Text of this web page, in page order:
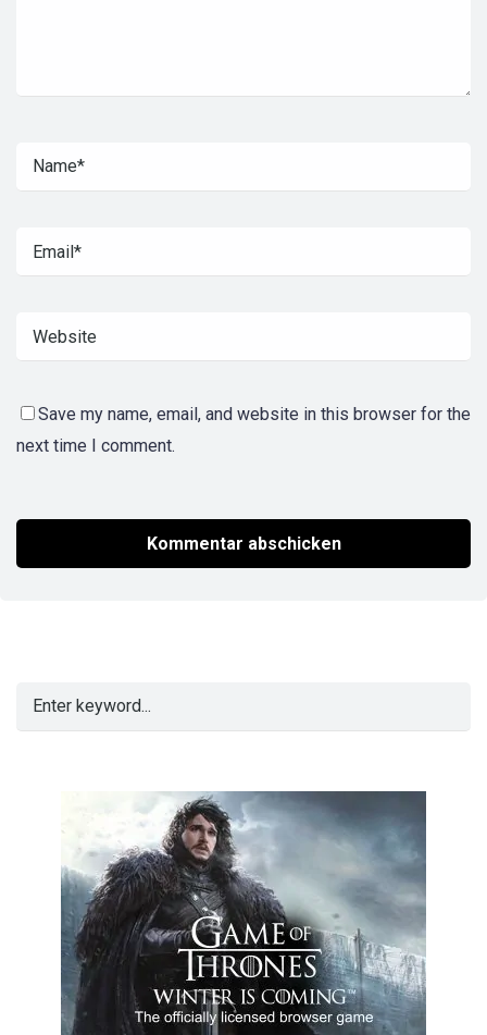
Save my name, email, and website in this browser for the
next time I comment.